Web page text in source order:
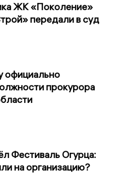
ЖК «Поколение»
передали в суд
официально
прокурора
Фестиваль Огурца:
на организацию?